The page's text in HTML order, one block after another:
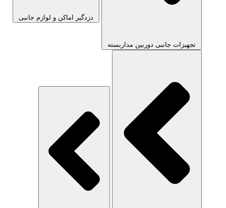
تجهیزات جانبی دوربین مداربسته
دزدگیر اماکن و لوازم جانبی